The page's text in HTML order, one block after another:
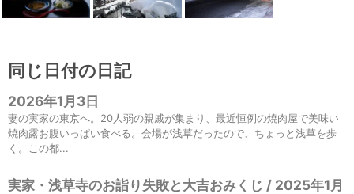
同じ日付の日記
2026年1月3日
妻の実家の東京へ。20人弱の親戚が集まり、最近恒例の焼肉屋で美味い
焼肉露お腹いっぱい食べる。会場が浅草だったので、ちょっと浅草を歩
く。この都...
実家・浅草寺のお詣り失敗と大吉おみくじ / 2025年1月